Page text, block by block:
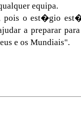
equipa.
pois o est�gio
a preparar
e os Mundiais".